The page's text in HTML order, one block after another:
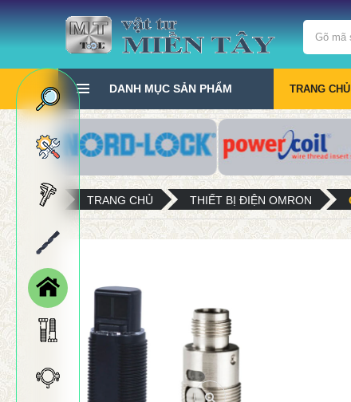
DANH MỤC SẢN PHẨM TRANG CHỦ
TRANG CHỦ THIẾT BỊ ĐIỆN OMRON